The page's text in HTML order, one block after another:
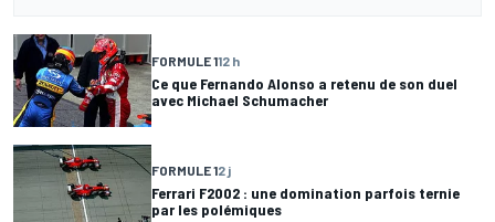
FORMULE 112 h
Ce que Fernando Alonso a retenu de son duel
avec Michael Schumacher
FORMULE 12 j
Ferrari F2002 : une domination parfois ternie
par les polémiques